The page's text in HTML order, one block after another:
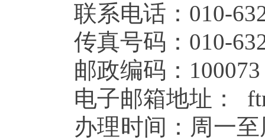
联系电话：010-
传真号码：010-
邮政编码：100073
电子邮箱地址：
办理时间：周一至